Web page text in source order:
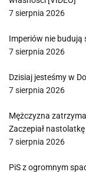
7 sierpnia 2026
Imperiów nie budują
7 sierpnia 2026
Dzisiaj jesteśmy w
7 sierpnia 2026
Mężczyzna
Zaczepiał nastolatkę
7 sierpnia 2026
PiS z ogromnym